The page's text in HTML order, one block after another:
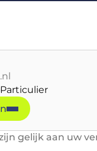
Particulier
gelijk aan uw